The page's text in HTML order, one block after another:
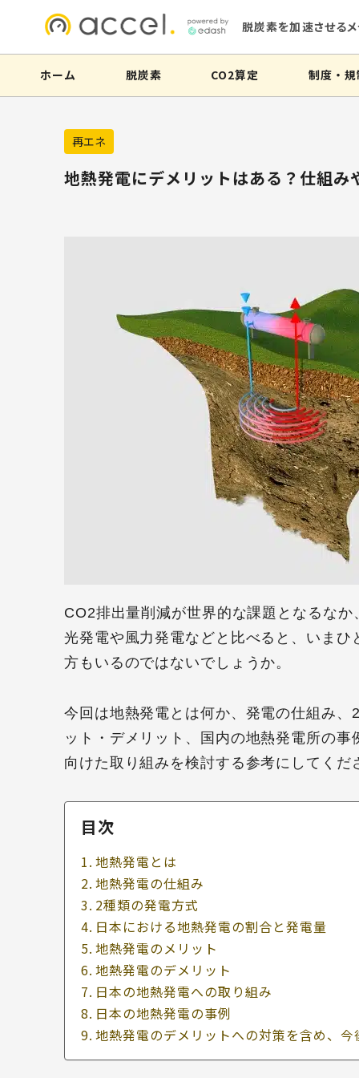
脱炭素を加速させるメ
ホーム 脱炭素 CO2算定 制度・
再エネ
地熱発電にデメリットはある？仕組
CO2排出量削減が世界的な課題となるな
光発電や風力発電などと比べると、いま
方もいるのではないでしょうか。
今回は地熱発電とは何か、発電の仕組み
ット・デメリット、国内の地熱発電所の
向けた取り組みを検討する参考にしてくだ
目次
地熱発電とは
地熱発電の仕組み
2種類の発電方式
日本における地熱発電の割合と発電量
地熱発電のメリット
地熱発電のデメリット
日本の地熱発電への取り組み
日本の地熱発電の事例
地熱発電のデメリットへの対策を含め、